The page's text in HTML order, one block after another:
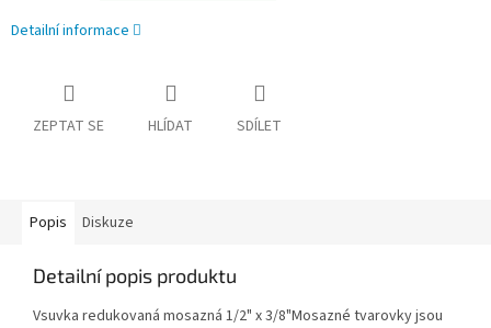
Detailní informace
ZEPTAT SE HLÍDAT SDÍLET
Popis Diskuze
Detailní popis produktu
Vsuvka redukovaná mosazná 1/2" x 3/8"Mosazné tvarovky jsou